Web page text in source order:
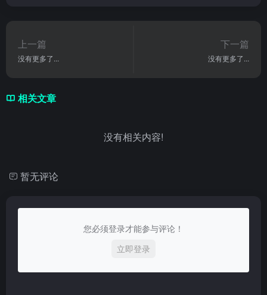
上一篇
没有更多了...
下一篇
没有更多了...
相关文章
没有相关内容!
暂无评论
您必须登录才能参与评论！
立即登录